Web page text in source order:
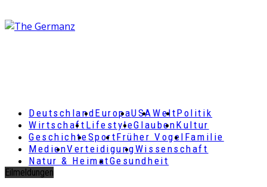
DeutschlandEuropaUSAWeltPolitik
Wirtschaft LifestyleGlaubenKultur
GeschichteSportFrüher Vogel Familie
MedienVerteidigungWissenschaft
Natur & HeimatGesundheit
Eilmeldungen